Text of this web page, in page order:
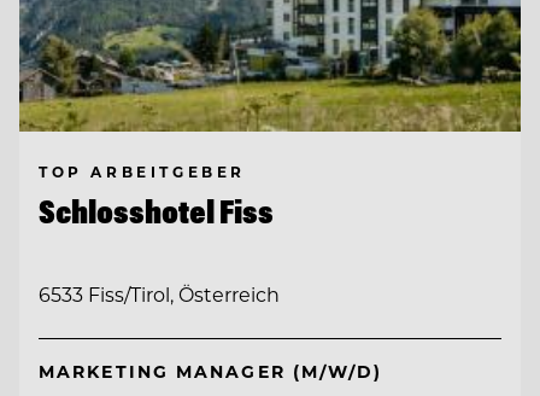
TOP ARBEITGEBER
Schlosshotel Fiss
6533 Fiss/Tirol, Österreich
MARKETING MANAGER (M/W/D)